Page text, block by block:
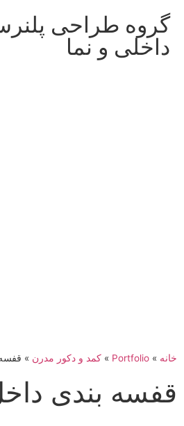
گروه طراحی
داخلی و نما
خانه »
Portfolio
» کمد و دکور مدرن »
قفسه بندی